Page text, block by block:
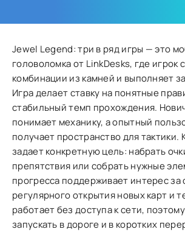
Jewel Legend: три в ряд игры — это
головоломка от LinkDesks, где игрок
комбинации из камней и выполняет
Игра делает ставку на понятные
стабильный темп прохождения.
понимает механику, а опытный
получает пространство для тактики.
задает конкретную цель: набрать
препятствия или собрать нужные
прогресса поддерживает интерес за
регулярного открытия новых карт и
работает без доступа к сети,
запускать в дороге и в коротких